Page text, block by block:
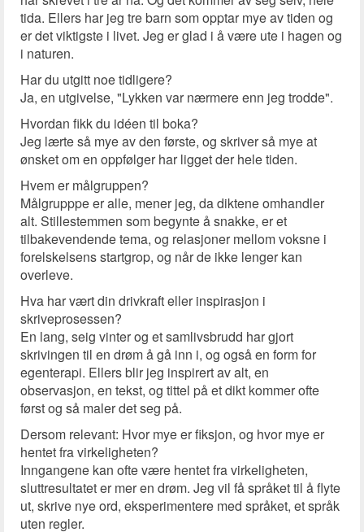
tida. Ellers har jeg tre barn som opptar mye av tiden og
er det viktigste i livet. Jeg er glad i å være ute i hagen og
i naturen.
Har du utgitt noe tidligere?
Ja, en utgivelse, "Lykken var nærmere enn jeg trodde".
Hvordan fikk du idéen til boka?
Jeg lærte så mye av den første, og skriver så mye at
ønsket om en oppfølger har ligget der hele tiden.
Hvem er målgruppen?
Målgrupppe er alle, mener jeg, da diktene omhandler
alt. Stillestemmen som begynte å snakke, er et
tilbakevendende tema, og relasjoner mellom voksne i
forelskelsens startgrop, og når de ikke lenger kan
overleve.
Hva har vært din drivkraft eller inspirasjon i
skriveprosessen?
En lang, seig vinter og et samlivsbrudd har gjort
skrivingen til en drøm å gå inn i, og også en form for
egenterapi. Ellers blir jeg inspirert av alt, en
observasjon, en tekst, og tittel på et dikt kommer ofte
først og så maler det seg på.
Dersom relevant: Hvor mye er fiksjon, og hvor mye er
hentet fra virkeligheten?
Inngangene kan ofte være hentet fra virkeligheten,
sluttresultatet er mer en drøm. Jeg vil få språket til å flyte
ut, skrive nye ord, eksperimentere med språket, et språk
uten regler.